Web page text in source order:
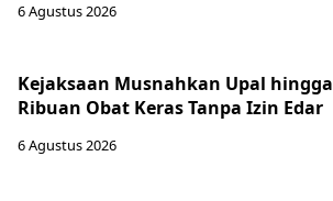
6 Agustus 2026
Kejaksaan Musnahkan Upal hingga
Ribuan Obat Keras Tanpa Izin Edar
6 Agustus 2026